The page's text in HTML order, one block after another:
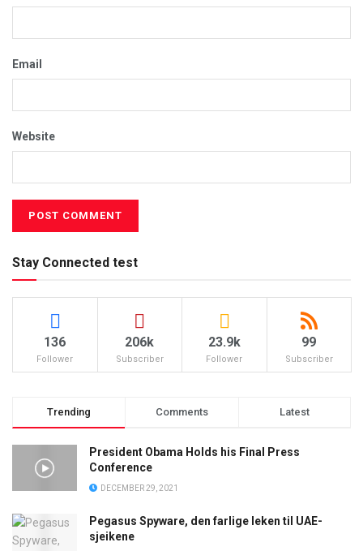
Email
Website
Stay Connected test
136
Follower
206k
Subscriber
23.9k
Follower
99
Subscriber
Trending Comments Latest
President Obama Holds his Final Press
Conference
DECEMBER 29, 2021
Pegasus Spyware, den farlige leken til UAE-
sjeikene